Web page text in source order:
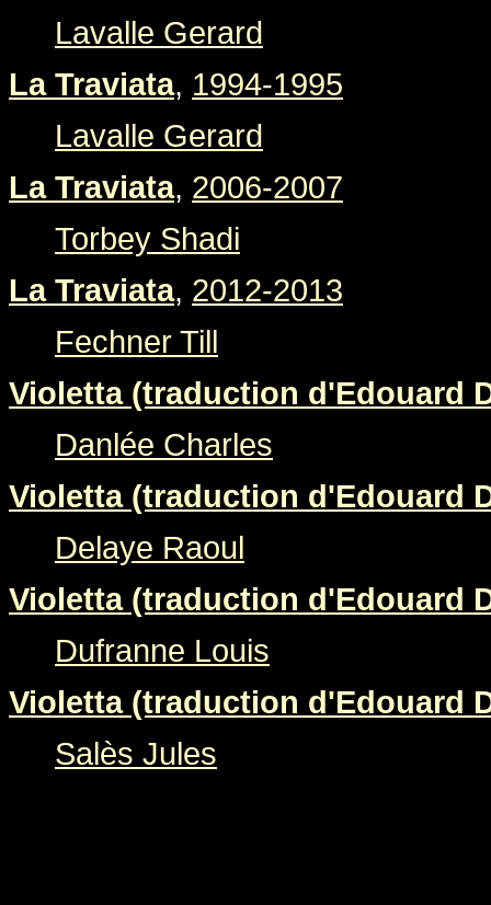
Lavalle Gerard
La Traviata, 1994-1995
Lavalle Gerard
La Traviata, 2006-2007
Torbey Shadi
La Traviata, 2012-2013
Fechner Till
Violetta (traduction d'Edouard
Danlée Charles
Violetta (traduction d'Edouard
Delaye Raoul
Violetta (traduction d'Edouard
Dufranne Louis
Violetta (traduction d'Edouard
Salès Jules